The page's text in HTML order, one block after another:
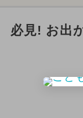
2024年8月
2024年2月
必見! お出